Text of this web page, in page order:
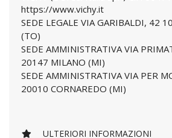
https://www.vichy.it
SEDE LEGALE VIA GARIBALDI, 42
(TO)
SEDE AMMINISTRATIVA VIA
20147 MILANO (MI)
SEDE AMMINISTRATIVA VIA PER
20010 CORNAREDO (MI)
ULTERIORI INFORMAZIONI